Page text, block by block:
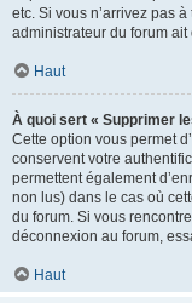
etc. Si vous n’arrivez pas
administrateur du forum
Haut
À quoi sert « Supprimer
Cette option vous permet
conservent votre
permettent également
non lus) dans le cas où
du forum. Si vous
déconnexion au forum,
Haut